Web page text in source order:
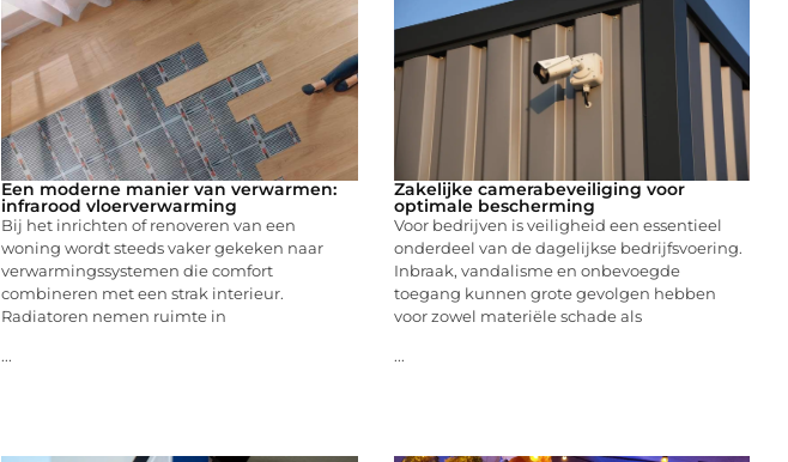
Een moderne manier van verwarmen:
infrarood vloerverwarming
Bij het inrichten of renoveren van een
woning wordt steeds vaker gekeken naar
verwarmingssystemen die comfort
combineren met een strak interieur.
Radiatoren nemen ruimte in
...
Zakelijke camerabeveiliging voor
optimale bescherming
Voor bedrijven is veiligheid een essentieel
onderdeel van de dagelijkse bedrijfsvoering.
Inbraak, vandalisme en onbevoegde
toegang kunnen grote gevolgen hebben
voor zowel materiële schade als
...